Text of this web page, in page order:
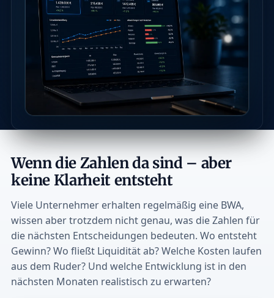
Wenn die Zahlen da sind – aber
keine Klarheit entsteht
Viele Unternehmer erhalten regelmäßig eine BWA,
wissen aber trotzdem nicht genau, was die Zahlen für
die nächsten Entscheidungen bedeuten. Wo entsteht
Gewinn? Wo fließt Liquidität ab? Welche Kosten laufen
aus dem Ruder? Und welche Entwicklung ist in den
nächsten Monaten realistisch zu erwarten?